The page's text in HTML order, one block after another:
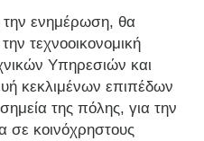
ενημέρωση, θα
τεχνοοικονομική
Υπηρεσιών και
κεκλιμένων επιπέδων
της πόλης, για την
σε κοινόχρηστους